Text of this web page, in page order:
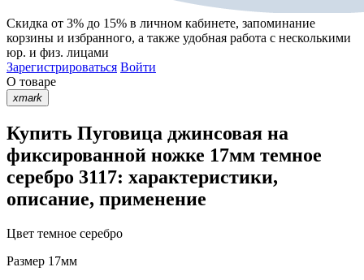
Скидка от 3% до 15% в личном кабинете, запоминание
корзины и избранного, а также удобная работа с несколькими
юр. и физ. лицами
Зарегистрироваться Войти
О товаре
xmark
Купить Пуговица джинсовая на
фиксированной ножке 17мм темное
серебро 3117: характеристики,
описание, применение
Цвет темное серебро
Размер 17мм